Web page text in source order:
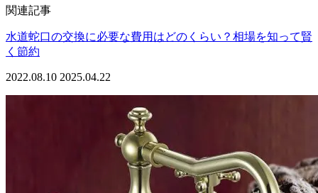
関連記事
水道蛇口の交換に必要な費用はどのくらい？相場を知って賢
く節約
2022.08.10 2025.04.22